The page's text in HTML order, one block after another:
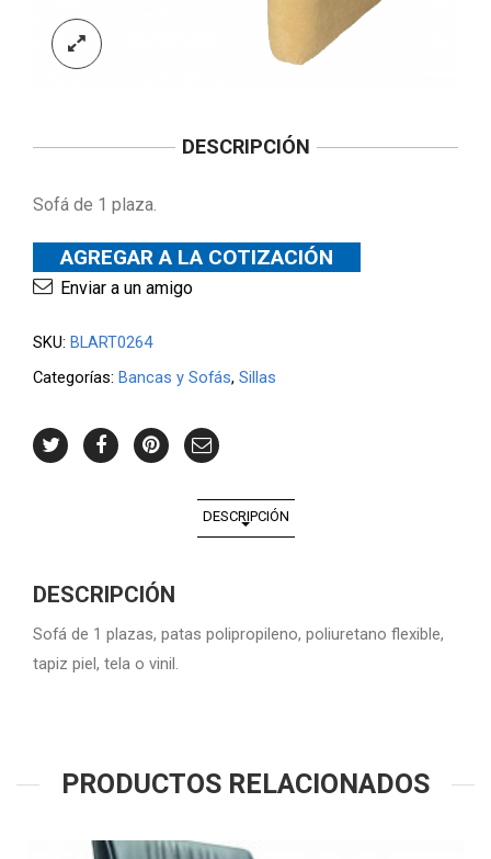
DESCRIPCIÓN
Sofá de 1 plaza.
AGREGAR A LA COTIZACIÓN
Enviar a un amigo
SKU: BLART0264
Categorías: Bancas y Sofás, Sillas
DESCRIPCIÓN
DESCRIPCIÓN
Sofá de 1 plazas, patas polipropileno, poliuretano flexible,
tapiz piel, tela o vinil.
PRODUCTOS RELACIONADOS